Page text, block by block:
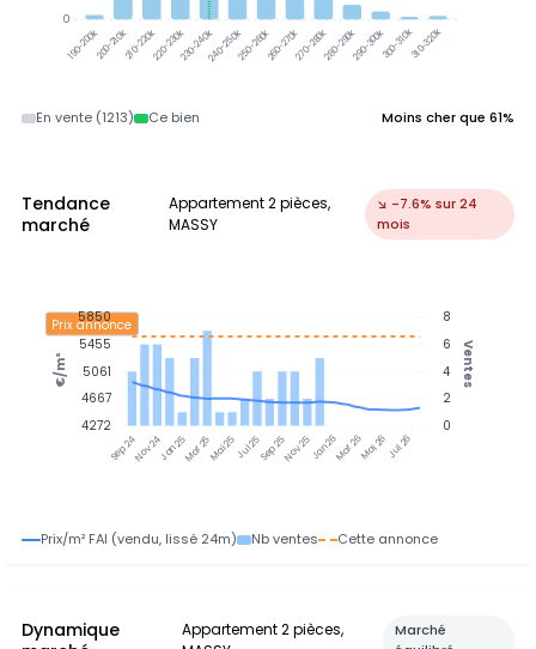
190-200k200-210k210-220k220-230k230-240k240-250k250-260k260-270k270-280k280-290k290-300k300-310k310-320k
0
En vente (1213) Ce bien Moins cher que 61%
Tendance
marché
Appartement 2 pièces,
MASSY
↘ -7.6% sur 24
mois
Sep 24Nov 24Jan 25Mar 25Mai 25Jul 25Sep 25Nov 25Jan 26Mar 26Mai 26Jul 26
Prix annonce
8
6
4
2
0
Ventes
5850
5455
5061
4667
4272
€/m²
Prix/m² FAI (vendu, lissé 24m) Nb ventes Cette annonce
Dynamique
Appartement 2 pièces,
Marché